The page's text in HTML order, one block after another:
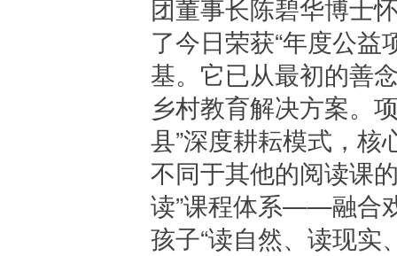
团董事长陈碧华博士
了今日荣获“年度公益
基。它已从最初的善
乡村教育解决方案。
县”深度耕耘模式，核
不同于其他的阅读课
读”课程体系——融合
孩子“读自然、读现实